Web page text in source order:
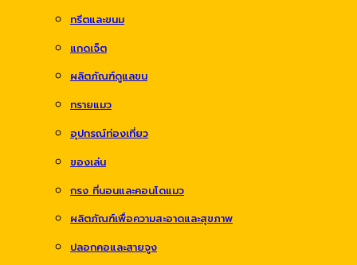
ทรีตและขนม
แกดเจ็ต
ผลิตภัณฑ์ดูแลขน
ทรายแมว
อุปกรณ์ท่องเที่ยว
ของเล่น
กรง ที่นอนและคอนโดแมว
ผลิตภัณฑ์เพื่อความสะอาดและสุขภาพ
ปลอกคอและสายจูง